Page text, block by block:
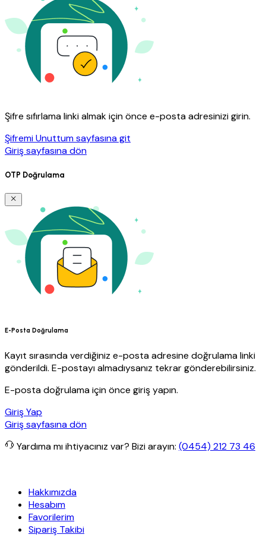
Şifre sıfırlama linki almak için önce e-posta adresinizi girin.
Şifremi Unuttum sayfasına git
Giriş sayfasına dön
OTP Doğrulama
E-Posta Doğrulama
Kayıt sırasında verdiğiniz e-posta adresine doğrulama linki
gönderildi. E-postayı almadıysanız tekrar gönderebilirsiniz.
E-posta doğrulama için önce giriş yapın.
Giriş Yap
Giriş sayfasına dön
Yardıma mı ihtiyacınız var? Bizi arayın: (0454) 212 73 46
Hakkımızda
Hesabım
Favorilerim
Sipariş Takibi